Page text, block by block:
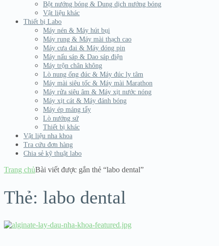
Bột nướng bóng & Dung dịch nướng bóng
Vật liệu khác
Thiết bị Labo
Máy nén & Máy hút bụi
Máy rung & Máy mài thạch cao
Máy cưa đai & Máy đóng pin
Máy nấu sáp & Dao sáp điện
Máy trộn chân không
Lò nung ống đúc & Máy đúc ly tâm
Máy mài siêu tốc & Máy mài Marathon
Máy rửa siêu âm & Máy xịt nước nóng
Máy xịt cát & Máy đánh bóng
Máy ép máng tẩy
Lò nướng sứ
Thiết bị khác
Vật liệu nha khoa
Tra cứu đơn hàng
Chia sẻ kỹ thuật labo
Trang chủBài viết được gắn thẻ “labo dental”
Thẻ: labo dental